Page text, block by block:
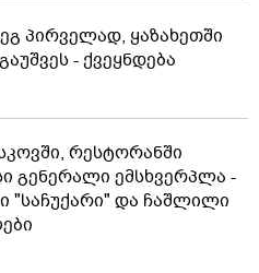
პირველად, ყაზახეთში
- ქვეყნდება
რესტორანში
გენერალი ემსხვერპლა -
"საჩუქარი" და ჩაშლილი